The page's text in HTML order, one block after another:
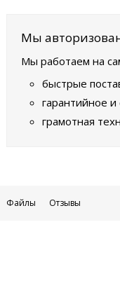
Мы
Мы работаем на
быстрые
гарантийное
грамотная
Файлы Отзывы